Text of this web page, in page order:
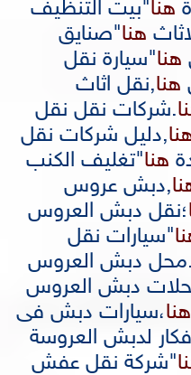
هنا"بيت التنظيف
هنا"صنايق
هنا"سيارة نقل
هنا,نقل اثاث
.شركات نقل نقل
,دليل شركات نقل
هنا"تغليف الكنب
,دبش عروس
؛نقل دبش العروس
"سيارات نقل
.محل دبش العروس
دبش العروس
هنا،سيارات دبش فى
لدبش العروسة
"شركة نقل عفش